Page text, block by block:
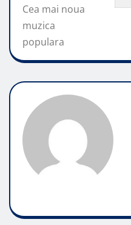
Cea mai noua
muzica
populara